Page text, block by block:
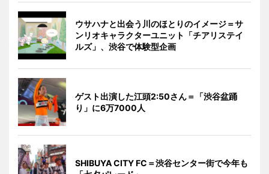
ウサハナと出会う川のほとりのイメージ＝サ
ンリオキャラクターユニット「チアリステイ
ルズ」、渋谷で体験型企画
ゲスト出演した江頭2:50さん＝「渋谷盆踊
り」に6万7000人
SHIBUYA CITY FC＝渋谷センター街で今年も